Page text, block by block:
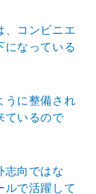
、コンビニエ
になっている
うに整備され
ているので
志向ではな
ルで活躍して